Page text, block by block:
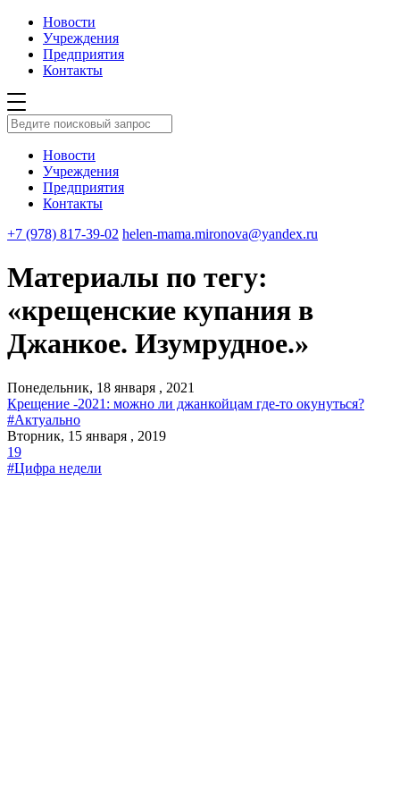
Новости
Учреждения
Предприятия
Контакты
Новости
Учреждения
Предприятия
Контакты
+7 (978) 817-39-02 helen-mama.mironova@yandex.ru
Материалы по тегу:
«крещенские купания в
Джанкое. Изумрудное.»
Понедельник, 18 января , 2021
Крещение -2021: можно ли джанкойцам где-то окунуться?
#Актуально
Вторник, 15 января , 2019
19
#Цифра недели